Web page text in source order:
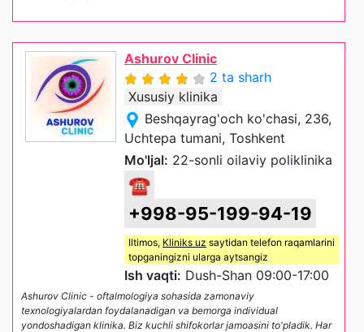
Ashurov Clinic
2 ta sharh
Xususiy klinika
Beshqayrag'och ko'chasi, 236,
Uchtepa tumani, Toshkent
Mo'ljal: 22-sonli oilaviy poliklinika
☎
+998-95-199-94-19
Iltimos, Kliniks uz saytidan telefon raqamlarini
topganingizni ularga aytsangiz
Ish vaqti: Dush-Shan 09:00-17:00
Ashurov Clinic - oftalmologiya sohasida zamonaviy
texnologiyalardan foydalanadigan va bemorga individual
yondoshadigan klinika. Biz kuchli shifokorlar jamoasini to'pladik. Har